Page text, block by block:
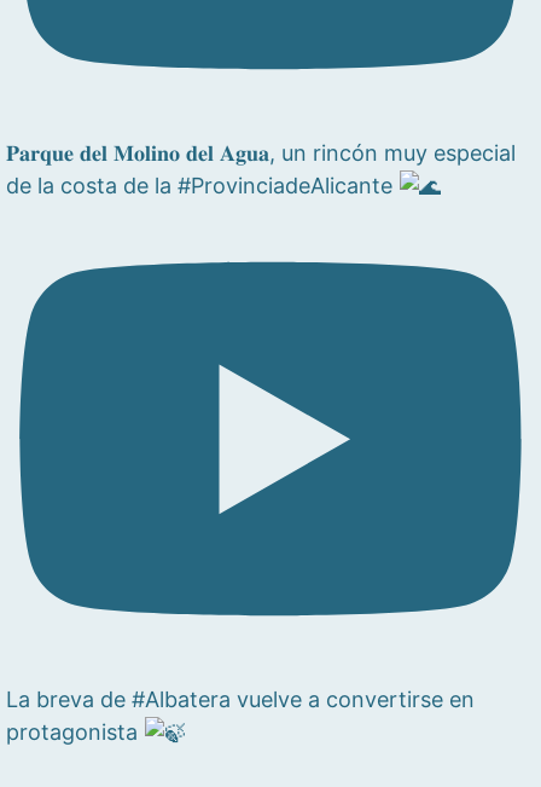
𝐏𝐚𝐫𝐪𝐮𝐞 𝐝𝐞𝐥 𝐌𝐨𝐥𝐢𝐧𝐨 𝐝𝐞𝐥 𝐀𝐠𝐮𝐚, un rincón muy especial
de la costa de la #ProvinciadeAlicante
La breva de #Albatera vuelve a convertirse en
protagonista